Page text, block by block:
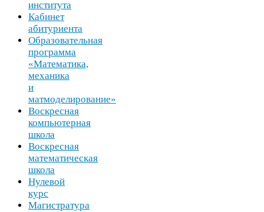
института
Кабинет
абитуриента
Образовательная
программа
«Математика,
механика
и
матмоделирование»
Воскресная
компьютерная
школа
Воскресная
математическая
школа
Нулевой
курс
Магистратура